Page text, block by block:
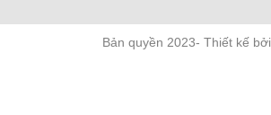
Bản quyền 2023- Thiết kế bởi